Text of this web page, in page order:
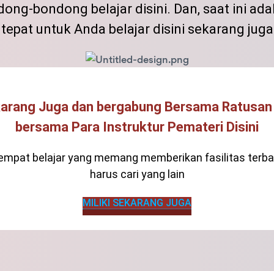
bondong belajar disini. Dan, saat ini
tepat untuk Anda belajar disini sekarang juga
Juga dan bergabung Bersama
bersama Para Instruktur Pemateri Disini
belajar yang memang memberikan fasilitas
harus cari yang lain
MILIKI SEKARANG JUGA